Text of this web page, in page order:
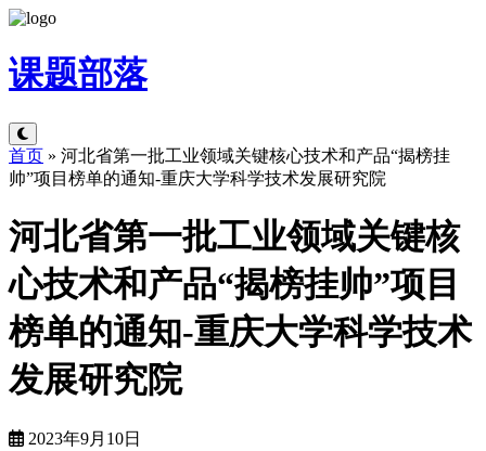
课题部落
首页 » 河北省第一批工业领域关键核心技术和产品“揭榜挂
帅”项目榜单的通知-重庆大学科学技术发展研究院
河北省第一批工业领域关键核
心技术和产品“揭榜挂帅”项目
榜单的通知-重庆大学科学技术
发展研究院
2023年9月10日